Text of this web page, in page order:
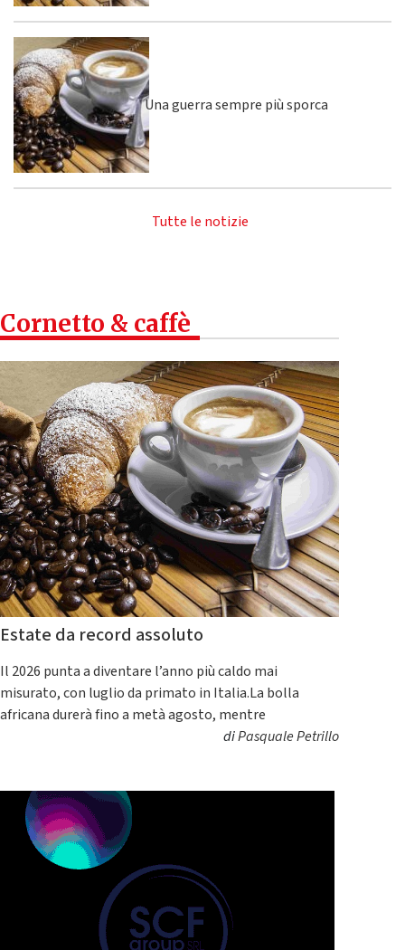
Una guerra sempre più sporca
Tutte le notizie
Cornetto & caffè
Estate da record assoluto
Il 2026 punta a diventare l’anno più caldo mai
misurato, con luglio da primato in Italia.La bolla
africana durerà fino a metà agosto, mentre
diPasquale Petrillo